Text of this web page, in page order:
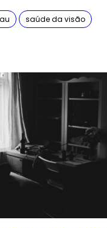
saúde da visão